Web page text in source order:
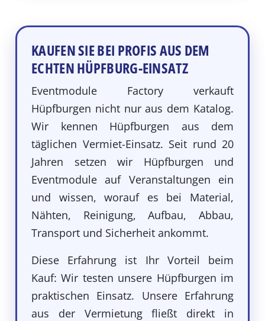
KAUFEN SIE BEI PROFIS AUS DEM
ECHTEN HÜPFBURG-EINSATZ
Eventmodule Factory verkauft
Hüpfburgen nicht nur aus dem Katalog.
Wir kennen Hüpfburgen aus dem
täglichen Vermiet-Einsatz. Seit rund 20
Jahren setzen wir Hüpfburgen und
Eventmodule auf Veranstaltungen ein
und wissen, worauf es bei Material,
Nähten, Reinigung, Aufbau, Abbau,
Transport und Sicherheit ankommt.
Diese Erfahrung ist Ihr Vorteil beim
Kauf: Wir testen unsere Hüpfburgen im
praktischen Einsatz. Unsere Erfahrung
aus der Vermietung fließt direkt in